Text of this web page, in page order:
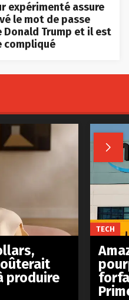
expérimenté assure
le mot de passe
Donald Trump et il est
compliqué

produire
TECH